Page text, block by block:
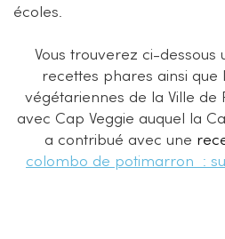
écoles.
Vous trouverez ci-dessous
recettes phares ainsi que
végétariennes de la Ville de
avec Cap Veggie auquel la
a contribué avec une
colombo de potimarron :